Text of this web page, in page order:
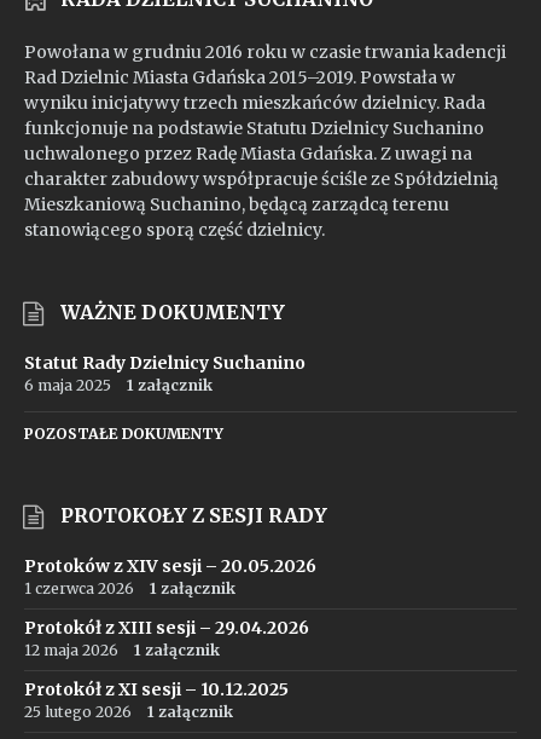
Powołana w grudniu 2016 roku w czasie trwania kadencji
Rad Dzielnic Miasta Gdańska 2015–2019. Powstała w
wyniku inicjatywy trzech mieszkańców dzielnicy. Rada
funkcjonuje na podstawie Statutu Dzielnicy Suchanino
uchwalonego przez Radę Miasta Gdańska. Z uwagi na
charakter zabudowy współpracuje ściśle ze Spółdzielnią
Mieszkaniową Suchanino, będącą zarządcą terenu
stanowiącego sporą część dzielnicy.
WAŻNE DOKUMENTY
Statut Rady Dzielnicy Suchanino
6 maja 2025 1 załącznik
POZOSTAŁE DOKUMENTY
PROTOKOŁY Z SESJI RADY
Protoków z XIV sesji – 20.05.2026
1 czerwca 2026 1 załącznik
Protokół z XIII sesji – 29.04.2026
12 maja 2026 1 załącznik
Protokół z XI sesji – 10.12.2025
25 lutego 2026 1 załącznik